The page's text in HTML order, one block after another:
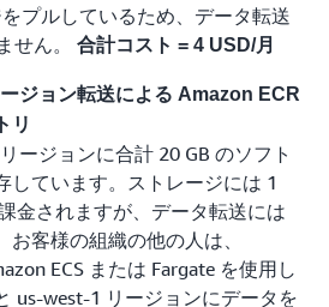
プルしているため、データ転送
せん。 合計コスト = 4 USD/月
ジョン転送による Amazon ECR
リ
ージョンに合計 20 GB のソフト
しています。ストレージには 1
金されますが、データ転送には
客様の組織の他の人は、
ECS または Fargate を使用し
us-west-1 リージョンにデータを